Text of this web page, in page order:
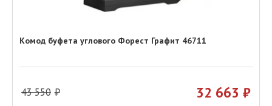
Комод буфета углового Форест Графит 46711
43 550 32 663